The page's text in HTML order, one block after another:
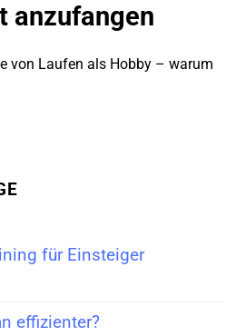
anzufangen
von Laufen als Hobby – warum
für Einsteiger
effizienter?